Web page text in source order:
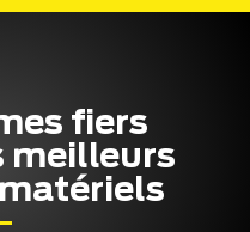
fiers
meilleurs